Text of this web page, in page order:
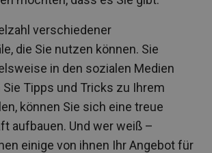
verschiedener
die Sie nutzen können. Sie
in den sozialen Medien
Tipps und Tricks zu Ihrem
können Sie sich eine treue
aufbauen. Und wer weiß –
einige von ihnen Ihr Angebot für